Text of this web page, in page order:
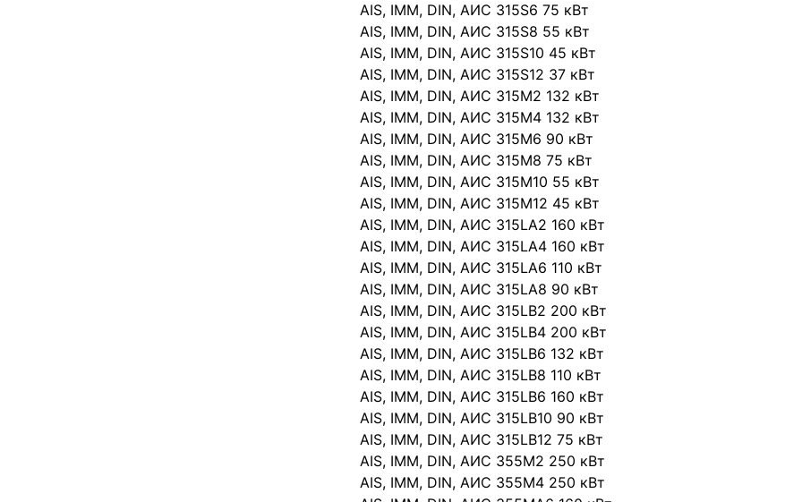
AIS, IMM, DIN, АИС 315S6 75 кВт
AIS, IMM, DIN, АИС 315S8 55 кВт
AIS, IMM, DIN, АИС 315S10 45 кВт
AIS, IMM, DIN, АИС 315S12 37 кВт
AIS, IMM, DIN, АИС 315М2 132 кВт
AIS, IMM, DIN, АИС 315М4 132 кВт
AIS, IMM, DIN, АИС 315М6 90 кВт
AIS, IMM, DIN, АИС 315М8 75 кВт
AIS, IMM, DIN, АИС 315М10 55 кВт
AIS, IMM, DIN, АИС 315М12 45 кВт
AIS, IMM, DIN, АИС 315LА2 160 кВт
AIS, IMM, DIN, АИС 315LА4 160 кВт
AIS, IMM, DIN, АИС 315LА6 110 кВт
AIS, IMM, DIN, АИС 315LА8 90 кВт
AIS, IMM, DIN, АИС 315LВ2 200 кВт
AIS, IMM, DIN, АИС 315LВ4 200 кВт
AIS, IMM, DIN, АИС 315LВ6 132 кВт
AIS, IMM, DIN, АИС 315LВ8 110 кВт
AIS, IMM, DIN, АИС 315LВ6 160 кВт
AIS, IMM, DIN, АИС 315LВ10 90 кВт
AIS, IMM, DIN, АИС 315LВ12 75 кВт
AIS, IMM, DIN, АИС 355М2 250 кВт
AIS, IMM, DIN, АИС 355М4 250 кВт